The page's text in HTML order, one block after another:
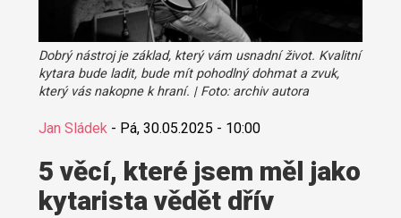
Dobrý nástroj je základ, který vám usnadní život. Kvalitní
kytara bude ladit, bude mít pohodlný dohmat a zvuk,
který vás nakopne k hraní. | Foto: archiv autora
Jan Sládek- Pá, 30.05.2025 - 10:00
5 věcí, které jsem měl jako
kytarista vědět dřív